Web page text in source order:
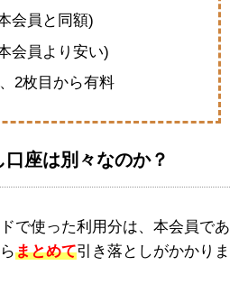
会員と同額)
会員より安い)
2枚目から有料
口座は別々なのか？
で使った利用分は、本会員であ
まとめて引き落としがかかりま